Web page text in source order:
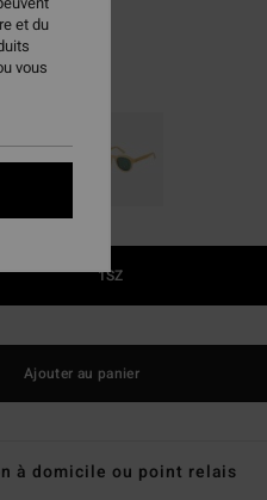
grey
1SZ
Ajouter au panier
à domicile ou point relais
et du
vous